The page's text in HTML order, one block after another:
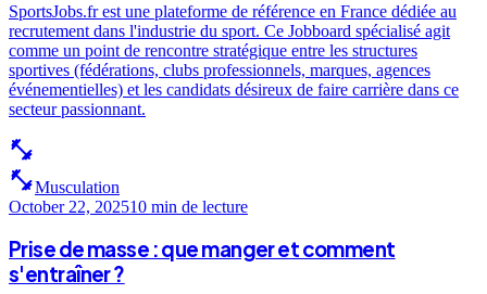
SportsJobs.fr est une plateforme de référence en France dédiée au
recrutement dans l'industrie du sport. Ce Jobboard spécialisé agit
comme un point de rencontre stratégique entre les structures
sportives (fédérations, clubs professionnels, marques, agences
événementielles) et les candidats désireux de faire carrière dans ce
secteur passionnant.
fitness_center
fitness_centerMusculation
October 22, 202510 min de lecture
Prise de masse : que manger et comment
s'entraîner ?